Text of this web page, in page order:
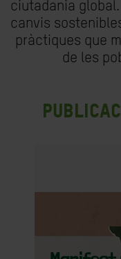
ciutadania
canvis
pràctiques que
de les